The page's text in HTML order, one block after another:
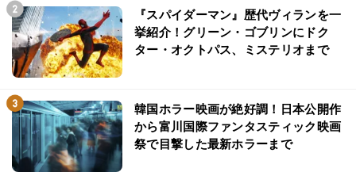
『スパイダーマン』歴代ヴィランを一
挙紹介！グリーン・ゴブリンにドク
ター・オクトパス、ミステリオまで
韓国ホラー映画が絶好調！日本公開作
から富川国際ファンタスティック映画
祭で目撃した最新ホラーまで